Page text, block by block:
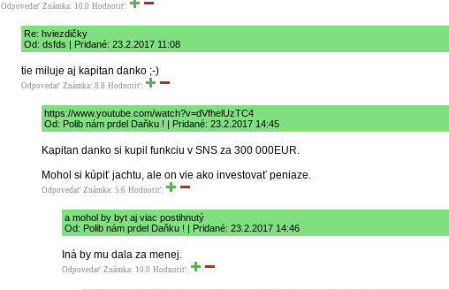
Odpovedať Známka: 10.0 Hodnotiť:
Re: hviezdičky
Od: dsfds | Pridané: 23.2.2017 11:08
tie miluje aj kapitan danko ;-)
Odpovedať Známka: 8.8 Hodnotiť:
https://www.youtube.com/watch?v=dVfhelUzTC4
Od: Polib nám prdel Daňku ! | Pridané: 23.2.2017 14:45
Kapitan danko si kupil funkciu v SNS za 300 000EUR.
Mohol si kúpiť jachtu, ale on vie ako investovať peniaze.
Odpovedať Známka: 5.6 Hodnotiť:
a mohol by byt aj viac postihnutý
Od: Polib nám prdel Daňku ! | Pridané: 23.2.2017 14:46
Iná by mu dala za menej.
Odpovedať Známka: 10.0 Hodnotiť: